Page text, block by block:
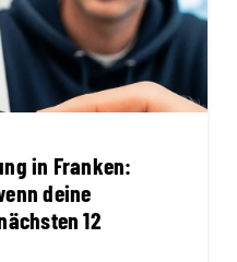
in Franken:
deine
12